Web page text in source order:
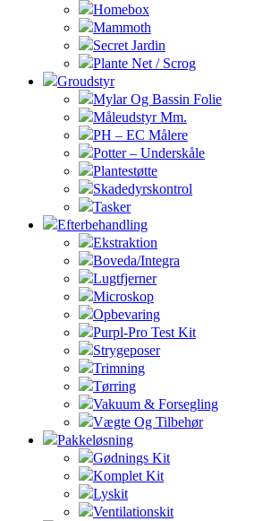
Homebox
Mammoth
Secret Jardin
Plante Net / Scrog
Groudstyr
Mylar Og Bassin Folie
Måleudstyr Mm.
PH – EC Målere
Potter – Underskåle
Plantestøtte
Skadedyrskontrol
Tasker
Efterbehandling
Ekstraktion
Boveda/Integra
Lugtfjerner
Microskop
Opbevaring
Purpl-Pro Test Kit
Strygeposer
Trimning
Tørring
Vakuum & Forsegling
Vægte Og Tilbehør
Pakkeløsning
Gødnings Kit
Komplet Kit
Lyskit
Ventilationskit